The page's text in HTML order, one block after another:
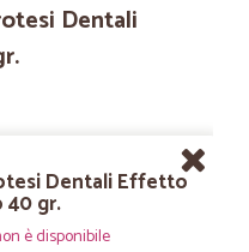
Dentali
Dentali Effetto
40 gr.
è disponibile